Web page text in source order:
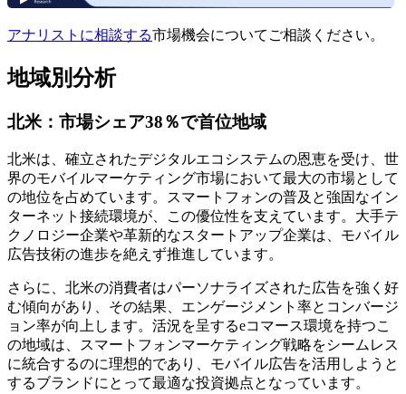
アナリストに相談する市場機会についてご相談ください。
地域別分析
北米：市場シェア38％で首位地域
北米は、確立されたデジタルエコシステムの恩恵を受け、世
界のモバイルマーケティング市場において最大の市場として
の地位を占めています。スマートフォンの普及と強固なイン
ターネット接続環境が、この優位性を支えています。大手テ
クノロジー企業や革新的なスタートアップ企業は、モバイル
広告技術の進歩を絶えず推進しています。
さらに、北米の消費者はパーソナライズされた広告を強く好
む傾向があり、その結果、エンゲージメント率とコンバージ
ョン率が向上します。活況を呈するeコマース環境を持つこ
の地域は、スマートフォンマーケティング戦略をシームレス
に統合するのに理想的であり、モバイル広告を活用しようと
するブランドにとって最適な投資拠点となっています。